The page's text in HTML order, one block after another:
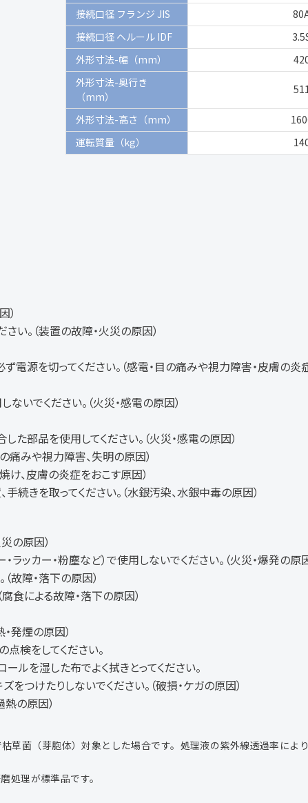
接続口径 フランジ JIS
接続口径 ヘルール IDF
外形寸法-幅（mm）
外形寸法-奥行き
（mm）
外形寸法-高さ（mm）
運転質量（kg）
）
。（装置の故障・火災の原因）
源を切ってください。（感電・目の痛みや視力障害・皮膚の炎
いでください。（火災・感電の原因）
した部品を使用してください。（火災・感電の原因）
痛みや視力障害、失明の原因）
け、皮膚の炎症をおこす原因）
続きを取ってください。（水銀汚染、水銀中毒の原因）
の原因）
ッカー・粉塵など）で使用しないでください。（火災・爆発の原
故障・落下の原因）
食による故障・落下の原因）
発煙の原因）
検をしてください。
ルを湿した布でよく拭きとってください。
をつけたりしないでください。（破損・ケガの原因）
熱の原因）
菌（芽胞体）対象とした場合です。処理液の紫外線透過率によ
処理が標準品です。